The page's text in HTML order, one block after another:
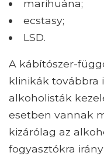
marihuána;
ecstasy;
LSD.
A kábítószer-
klinikák továbbra
alkoholisták
esetben vannak
kizárólag az
fogyasztókra